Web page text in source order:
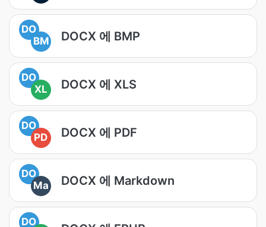
DO
BM
DOCX 에 BMP
DO
XL
DOCX 에 XLS
DO
PD
DOCX 에 PDF
DO
Ma
DOCX 에 Markdown
DO